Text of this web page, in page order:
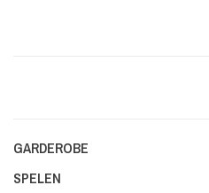
GARDEROBE
SPELEN